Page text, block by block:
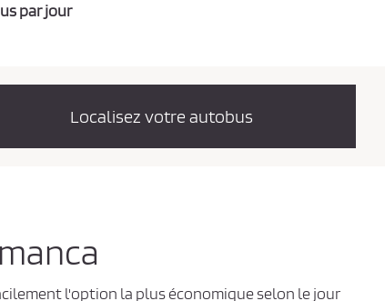
par jour
Localisez votre autobus
l'option la plus économique selon le jour